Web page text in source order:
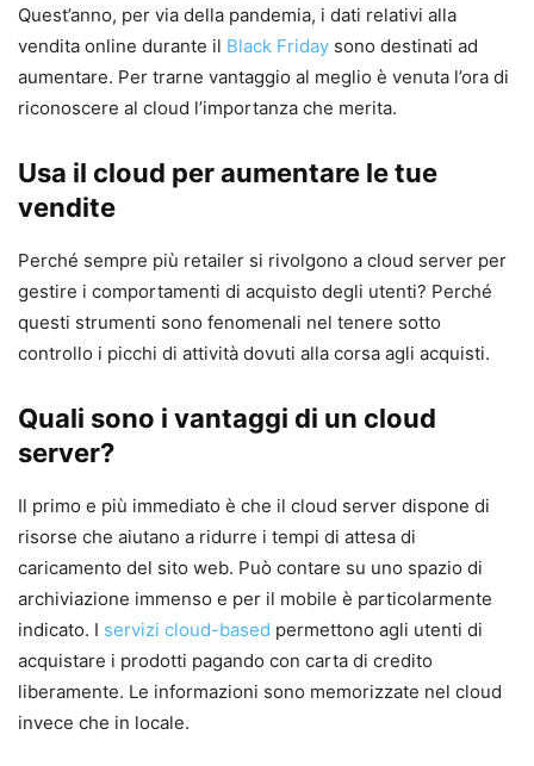
Quest’anno, per via della pandemia, i dati relativi alla
vendita online durante il Black Friday sono destinati ad
aumentare. Per trarne vantaggio al meglio è venuta l’ora di
riconoscere al cloud l’importanza che merita.
Usa il cloud per aumentare le tue
vendite
Perché sempre più retailer si rivolgono a cloud server per
gestire i comportamenti di acquisto degli utenti? Perché
questi strumenti sono fenomenali nel tenere sotto
controllo i picchi di attività dovuti alla corsa agli acquisti.
Quali sono i vantaggi di un cloud
server?
Il primo e più immediato è che il cloud server dispone di
risorse che aiutano a ridurre i tempi di attesa di
caricamento del sito web. Può contare su uno spazio di
archiviazione immenso e per il mobile è particolarmente
indicato. I servizi cloud-based permettono agli utenti di
acquistare i prodotti pagando con carta di credito
liberamente. Le informazioni sono memorizzate nel cloud
invece che in locale.